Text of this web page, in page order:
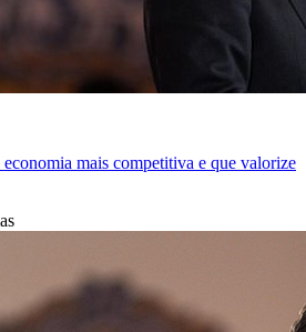
economia mais competitiva e que valorize